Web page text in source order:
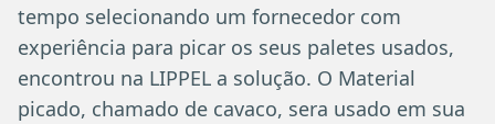
tempo selecionando um fornecedor com
experiência para picar os seus paletes usados,
encontrou na LIPPEL a solução. O Material
picado, chamado de cavaco, sera usado em sua